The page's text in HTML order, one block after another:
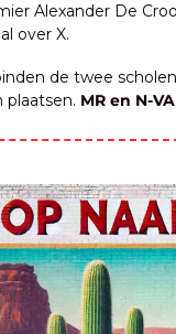
Alexander De
over X.
de twee
plaatsen. MR en N-